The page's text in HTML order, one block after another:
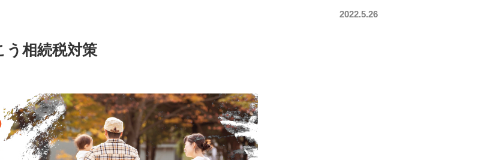
2022.5.26
う相続税対策